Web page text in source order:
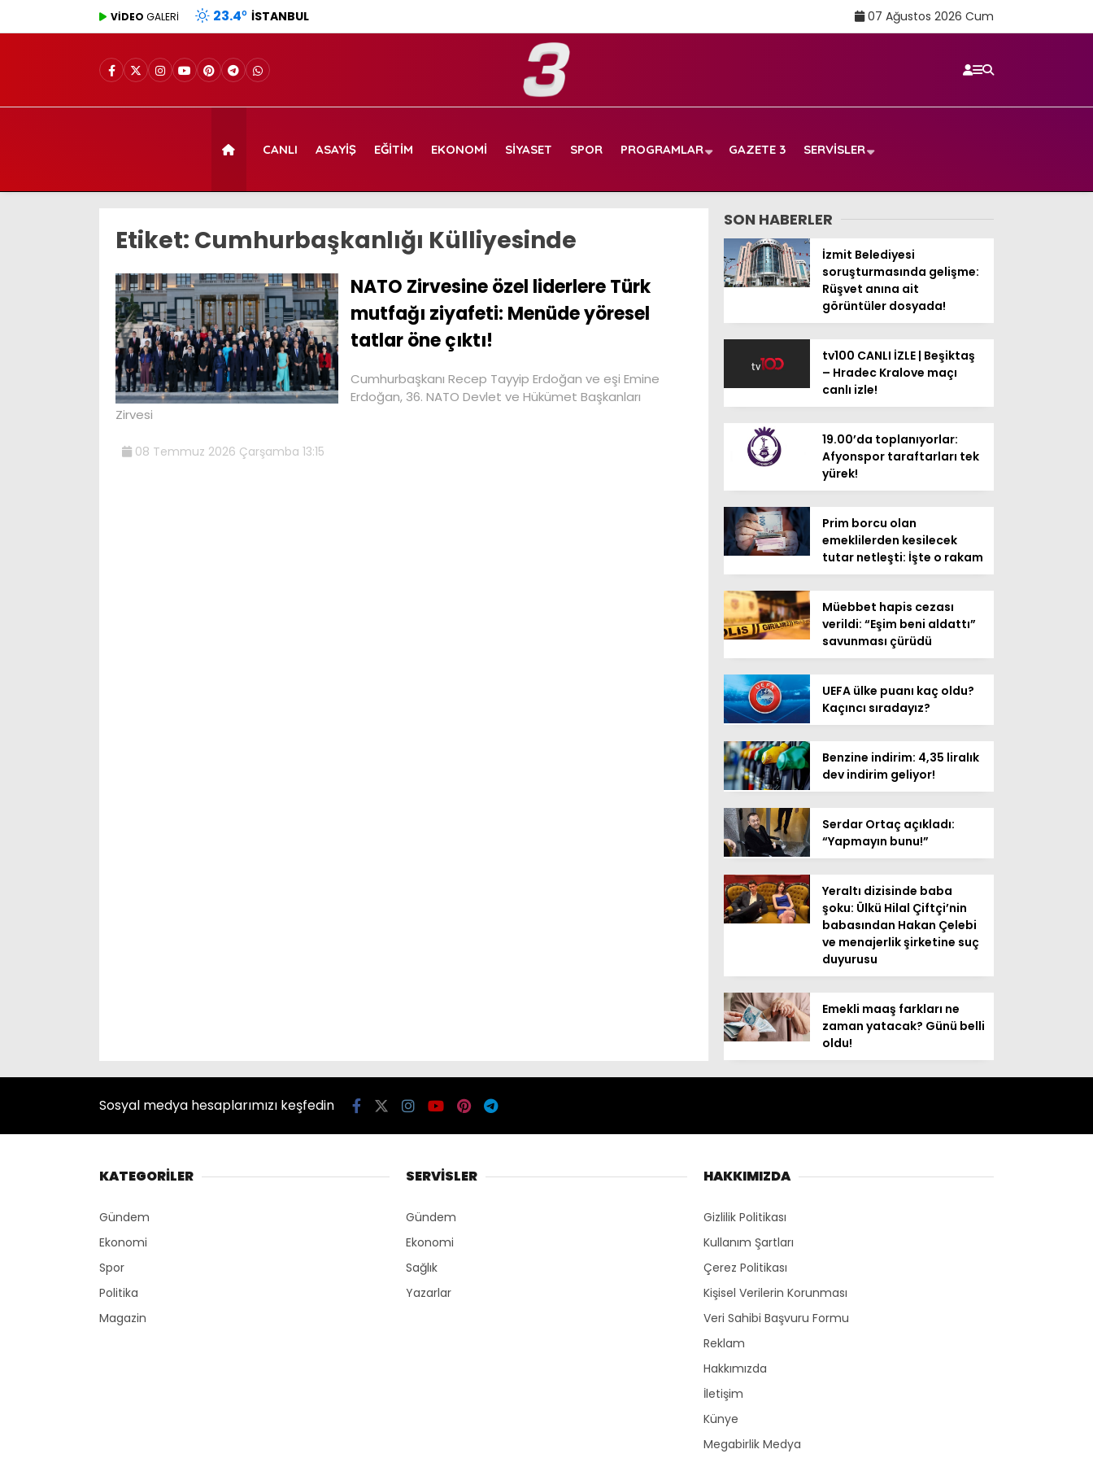
VİDEO GALERİ 23.4° İSTANBUL 07 Ağustos 2026 Cum
CANLI ASAYIŞ EĞITIM EKONOMI SIYASET SPOR PROGRAMLAR GAZETE 3 SERVISLER
Etiket: Cumhurbaşkanlığı Külliyesinde
NATO Zirvesine özel liderlere Türk
mutfağı ziyafeti: Menüde yöresel
tatlar öne çıktı!
Cumhurbaşkanı Recep Tayyip Erdoğan ve eşi Emine
Erdoğan, 36. NATO Devlet ve Hükümet Başkanları
Zirvesi
08 Temmuz 2026 Çarşamba 13:15
SON HABERLER
İzmit Belediyesi
soruşturmasında gelişme:
Rüşvet anına ait
görüntüler dosyada!
tv100 CANLI İZLE | Beşiktaş
– Hradec Kralove maçı
canlı izle!
19.00’da toplanıyorlar:
Afyonspor taraftarları tek
yürek!
Prim borcu olan
emeklilerden kesilecek
tutar netleşti: İşte o rakam
Müebbet hapis cezası
verildi: “Eşim beni aldattı”
savunması çürüdü
UEFA ülke puanı kaç oldu?
Kaçıncı sıradayız?
Benzine indirim: 4,35 liralık
dev indirim geliyor!
Serdar Ortaç açıkladı:
“Yapmayın bunu!”
Yeraltı dizisinde baba
şoku: Ülkü Hilal Çiftçi’nin
babasından Hakan Çelebi
ve menajerlik şirketine suç
duyurusu
Emekli maaş farkları ne
zaman yatacak? Günü belli
oldu!
Sosyal medya hesaplarımızı keşfedin
KATEGORİLER
Gündem
Ekonomi
Spor
Politika
Magazin
SERVİSLER
Gündem
Ekonomi
Sağlık
Yazarlar
HAKKIMIZDA
Gizlilik Politikası
Kullanım Şartları
Çerez Politikası
Kişisel Verilerin Korunması
Veri Sahibi Başvuru Formu
Reklam
Hakkımızda
İletişim
Künye
Megabirlik Medya